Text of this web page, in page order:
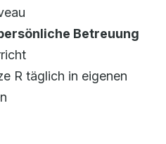
Betreuung
R täglich in eigenen